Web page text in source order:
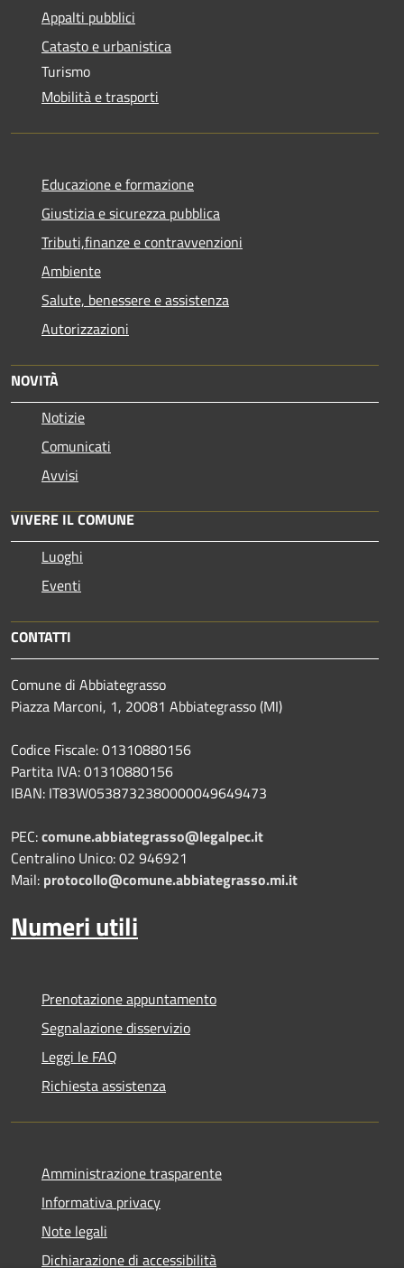
Appalti pubblici
Catasto e urbanistica
Turismo
Mobilità e trasporti
Educazione e formazione
Giustizia e sicurezza pubblica
Tributi,finanze e contravvenzioni
Ambiente
Salute, benessere e assistenza
Autorizzazioni
NOVITÀ
Notizie
Comunicati
Avvisi
VIVERE IL COMUNE
Luoghi
Eventi
CONTATTI
Comune di Abbiategrasso
Piazza Marconi, 1, 20081 Abbiategrasso (MI)
Codice Fiscale: 01310880156
Partita IVA: 01310880156
IBAN: IT83W0538732380000049649473
PEC:comune.abbiategrasso@legalpec.it
Centralino Unico: 02 946921
Mail: protocollo@comune.abbiategrasso.mi.it
Numeri utili
Prenotazione appuntamento
Segnalazione disservizio
Leggi le FAQ
Richiesta assistenza
Amministrazione trasparente
Informativa privacy
Note legali
Dichiarazione di accessibilità